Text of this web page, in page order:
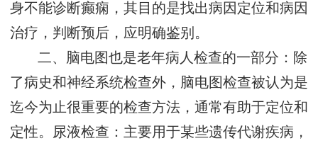
身不能诊断癫痫，其目的是找出病因定位和病因
治疗，判断预后，应明确鉴别。
二、脑电图也是老年病人检查的一部分：除
了病史和神经系统检查外，脑电图检查被认为是
迄今为止很重要的检查方法，通常有助于定位和
定性。尿液检查：主要用于某些遗传代谢疾病，